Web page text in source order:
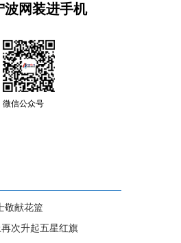
波网装进手机
微信公众号
敬献花篮
次升起五星红旗